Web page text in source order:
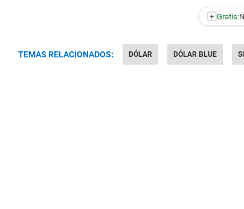
+ Gratis:
TEMAS RELACIONADOS: DÓLAR DÓLAR BLUE